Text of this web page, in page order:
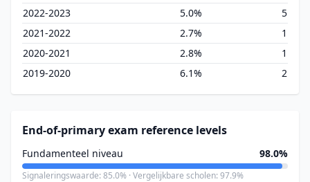
2022-2023
5.0%
5
2021-2022
2.7%
1
2020-2021
2.8%
1
2019-2020
6.1% 2
End-of-primary exam reference levels
Fundamenteel niveau 98.0%
Signaleringswaarde: 85.0% · Vergelijkbare scholen: 97.9%